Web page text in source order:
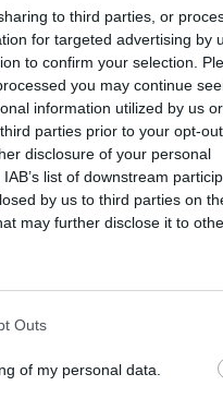
to third parties, or
for targeted advertising by
to confirm your selection.
you may continue
information utilized by us or
parties prior to your opt-
disclosure of your personal
list of downstream
by us to third parties on
may further disclose it to
Outs
of my personal data.
ostrzeżenia IMGW
przesuwa się teraz na